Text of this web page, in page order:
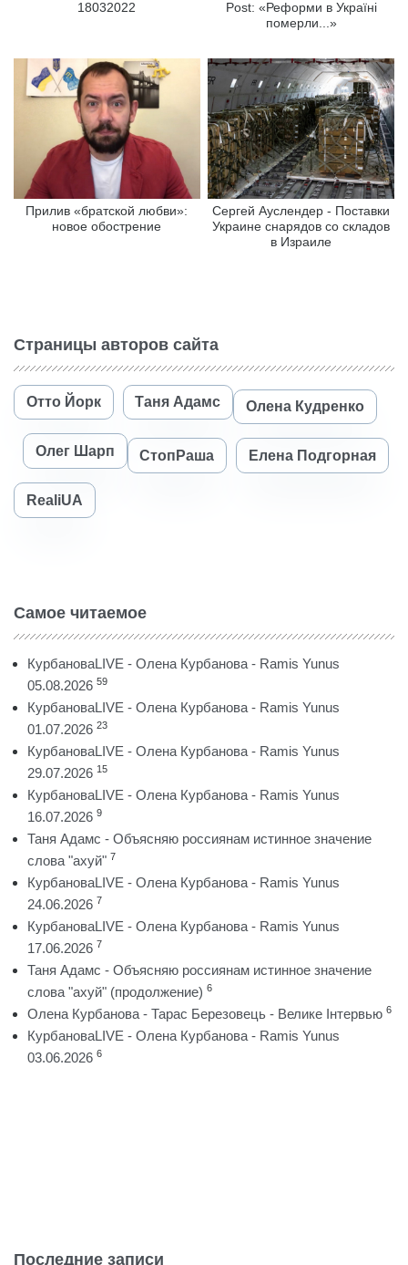
18032022
Post: «Реформи в Україні
померли...»
Прилив «братской любви»:
новое обострение
Сергей Ауслендер - Поставки
Украине снарядов со складов
в Израиле
Страницы авторов сайта
Отто Йорк Таня Адамс Олена Кудренко
Олег Шарп СтопРаша Елена Подгорная
RealiUA
Самое читаемое
КурбановаLIVE - Олена Курбанова - Ramis Yunus
05.08.2026 59
КурбановаLIVE - Олена Курбанова - Ramis Yunus
01.07.2026 23
КурбановаLIVE - Олена Курбанова - Ramis Yunus
29.07.2026 15
КурбановаLIVE - Олена Курбанова - Ramis Yunus
16.07.2026 9
Таня Адамс - Объясняю россиянам истинное значение
слова "ахуй" 7
КурбановаLIVE - Олена Курбанова - Ramis Yunus
24.06.2026 7
КурбановаLIVE - Олена Курбанова - Ramis Yunus
17.06.2026 7
Таня Адамс - Объясняю россиянам истинное значение
слова "ахуй" (продолжение) 6
Олена Курбанова - Тарас Березовець - Велике Інтервью 6
КурбановаLIVE - Олена Курбанова - Ramis Yunus
03.06.2026 6
Последние записи